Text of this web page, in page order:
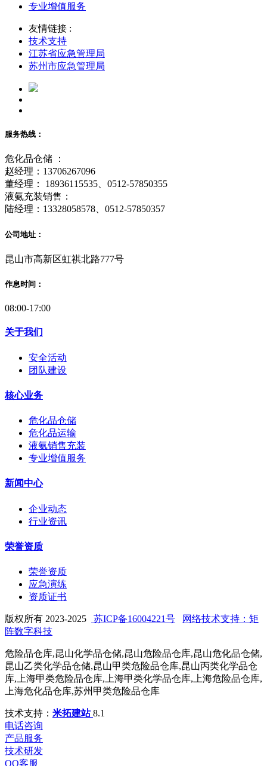
专业增值服务
友情链接 :
技术支持
江苏省应急管理局
苏州市应急管理局
服务热线：
危化品仓储 ：
赵经理：13706267096
董经理： 18936115535、0512-57850355
液氨充装销售：
陆经理：13328058578、0512-57850357
公司地址：
昆山市高新区虹祺北路777号
作息时间：
08:00-17:00
关于我们
安全活动
团队建设
核心业务
危化品仓储
危化品运输
液氨销售充装
专业增值服务
新闻中心
企业动态
行业资讯
荣誉资质
荣誉资质
应急演练
资质证书
版权所有 2023-2025 苏ICP备16004221号
网络技术支持：矩
阵数字科技
危险品仓库,昆山化学品仓储,昆山危险品仓库,昆山危化品仓储,
昆山乙类化学品仓储,昆山甲类危险品仓库,昆山丙类化学品仓
库,上海甲类危险品仓库,上海甲类化学品仓库,上海危险品仓库,
上海危化品仓库,苏州甲类危险品仓库
技术支持： 米拓建站8.1
电话咨询
产品服务
技术研发
QQ客服